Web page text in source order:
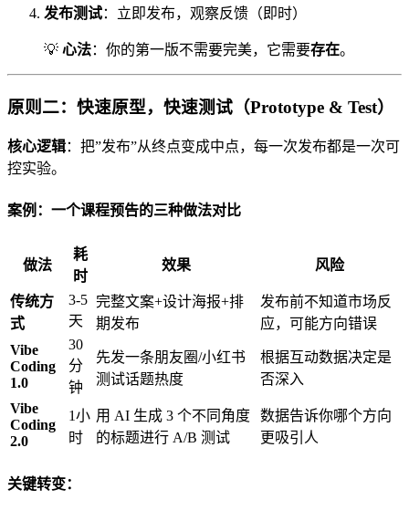
发布测试：立即发布，观察反馈（即时）
💡 心法：你的第一版不需要完美，它需要存在。
原则二：快速原型，快速测试（Prototype & Test）
核心逻辑：把”发布”从终点变成中点，每一次发布都是一次可
控实验。
案例：一个课程预告的三种做法对比
做法
耗
时
效果 风险
传统方
式
3-5
天
完整文案+设计海报+排
期发布
发布前不知道市场反
应，可能方向错误
Vibe
Coding
1.0
30
分
钟
先发一条朋友圈/小红书
测试话题热度
根据互动数据决定是
否深入
Vibe
Coding
2.0
1小
时
用 AI 生成 3 个不同角度
的标题进行 A/B 测试
数据告诉你哪个方向
更吸引人
关键转变：